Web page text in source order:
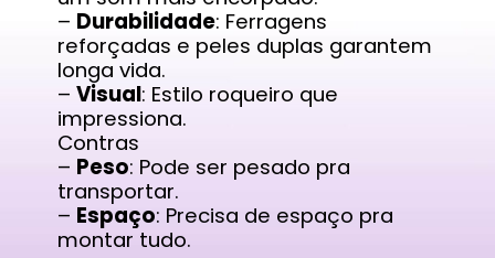
– Durabilidade: Ferragens
reforçadas e peles duplas garantem
longa vida.
–Visual: Estilo roqueiro que
impressiona.
Contras
– Peso: Pode ser pesado pra
transportar.
– Espaço: Precisa de espaço pra
montar tudo.